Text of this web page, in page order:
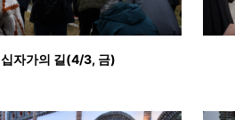
십자가의 길(4/3, 금)